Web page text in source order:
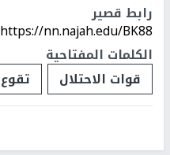
رابط قصير
https://nn.najah.edu/BK88/
الكلمات المفتاحية
قوات الاحتلال
تقوع